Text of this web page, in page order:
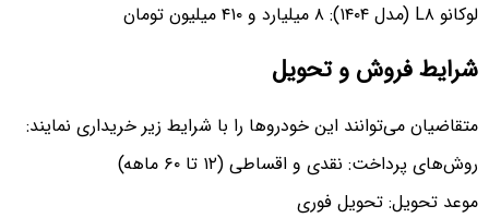
لوکانو L۸ (مدل ۱۴۰۴): ۸ میلیارد و ۴۱۰ میلیون تومان
شرایط فروش و تحویل
متقاضیان می‌توانند این خودروها را با شرایط زیر خریداری نمایند:
روش‌های پرداخت: نقدی و اقساطی (۱۲ تا ۶۰ ماهه)
موعد تحویل: تحویل فوری